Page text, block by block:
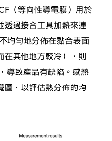
（等向性導電膜）用於
透過接合工具加熱來連
均勻地分佈在黏合表面
在其他地方較冷），則
導致產品有缺陷。感熱
圖，以評估熱分佈的均